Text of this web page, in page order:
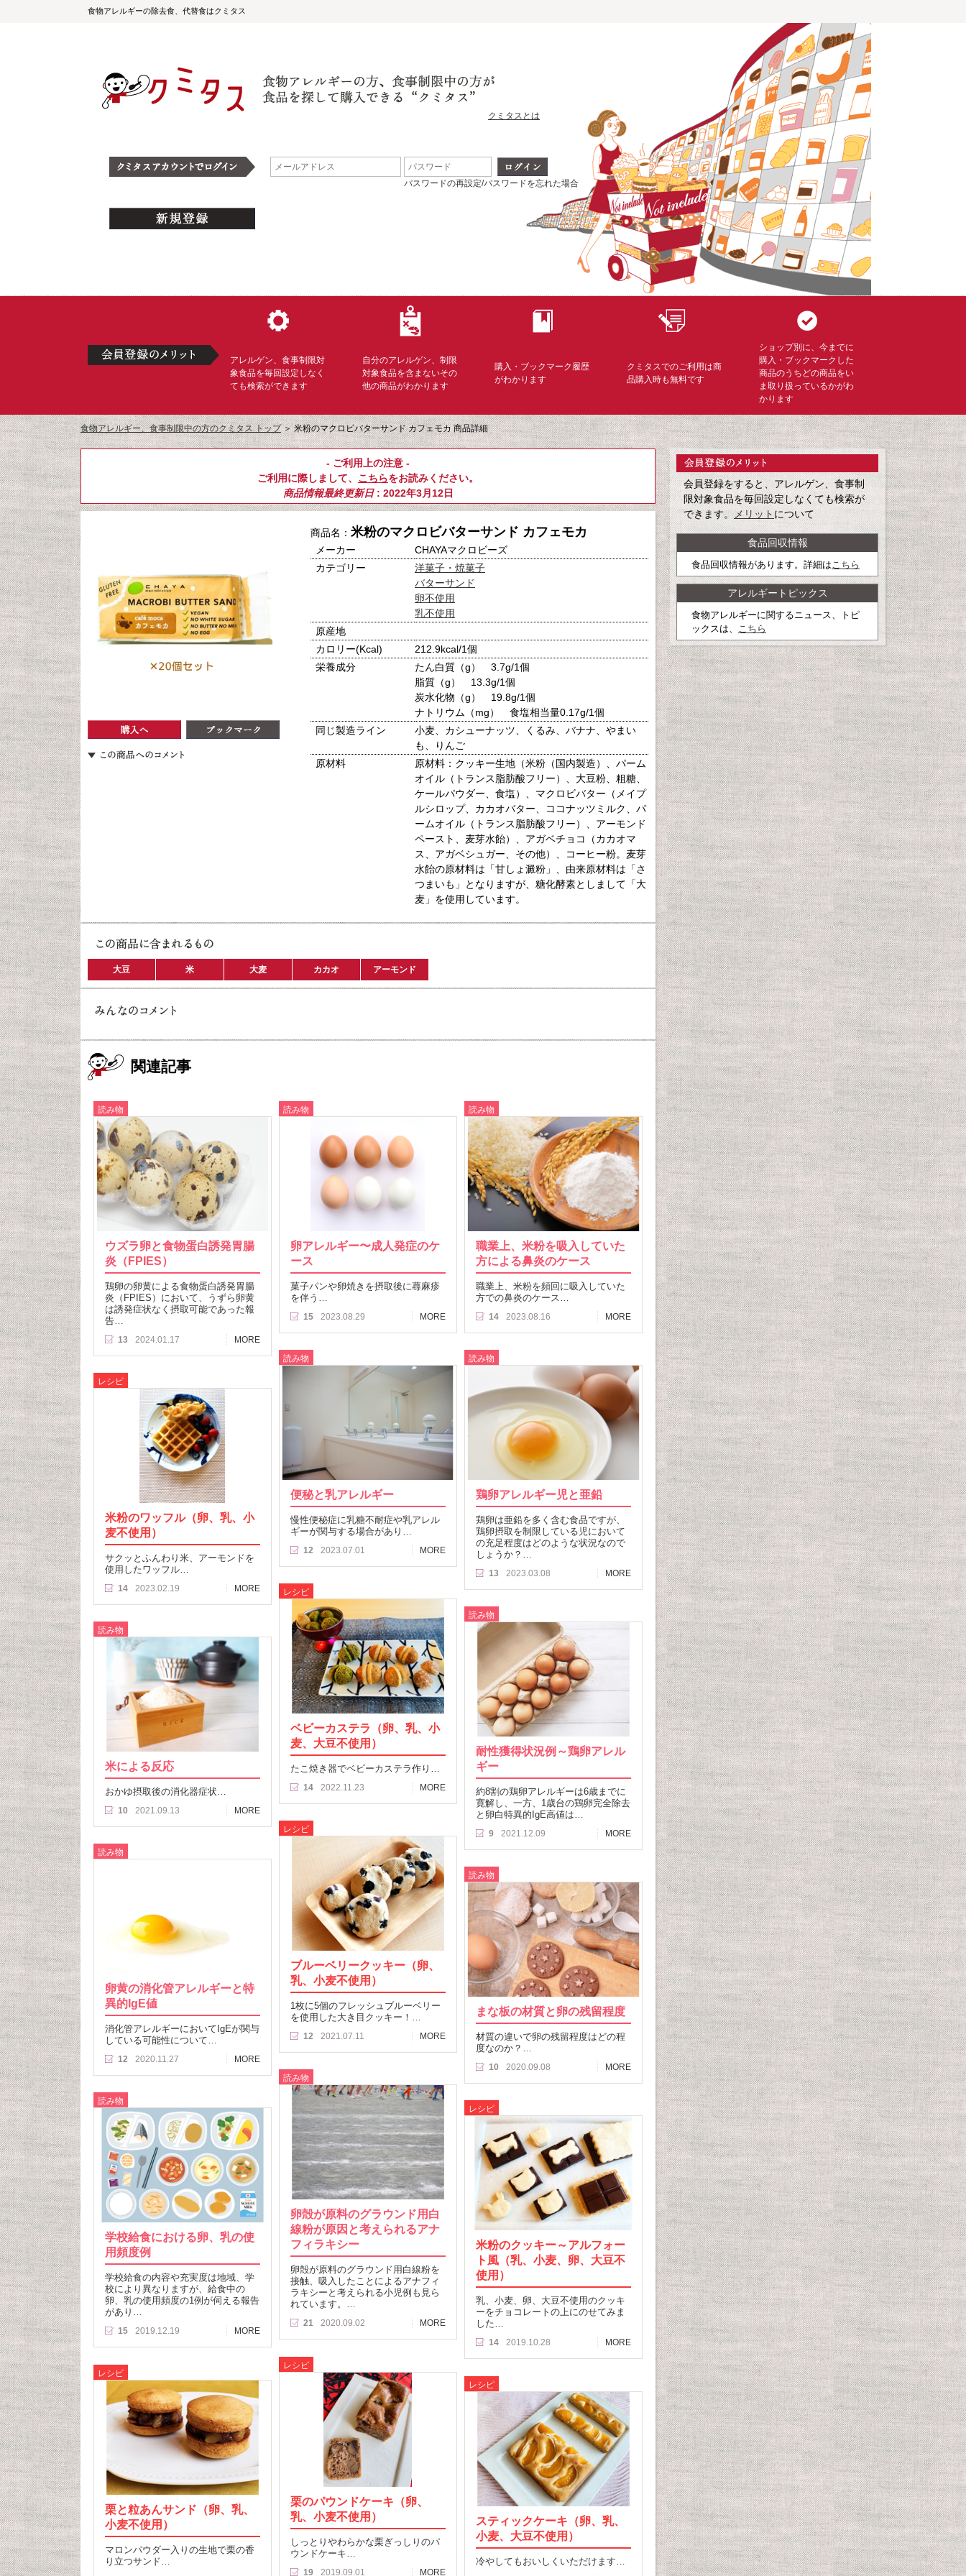
食物アレルギーの除去食、代替食はクミタス
クミタスとは
パスワードの再設定/パスワードを忘れた場合
アレルゲン、食事制限対
象食品を毎回設定しなく
ても検索ができます
自分のアレルゲン、制限
対象食品を含まないその
他の商品がわかります
購入・ブックマーク履歴
がわかります
クミタスでのご利用は商
品購入時も無料です
ショップ別に、今までに
購入・ブックマークした
商品のうちどの商品をい
ま取り扱っているかがわ
かります
食物アレルギー、食事制限中の方のクミタス トップ＞米粉のマクロビバターサンド カフェモカ 商品詳細
- ご利用上の注意 -
ご利用に際しまして、 こちらをお読みください。
商品情報最終更新日: 2022年3月12日
商品名： 米粉のマクロビバターサンド カフェモカ
メーカー
CHAYAマクロビーズ
カテゴリー
洋菓子・焼菓子
バターサンド
卵不使用
乳不使用
原産地
カロリー(Kcal)
212.9kcal/1個
栄養成分
たん白質（g） 3.7g/1個
脂質（g） 13.3g/1個
炭水化物（g） 19.8g/1個
ナトリウム（mg） 食塩相当量0.17g/1個
同じ製造ライン
小麦、カシューナッツ、くるみ、バナナ、やまい
も、りんご
原材料
原材料：クッキー生地（米粉（国内製造）、パーム
オイル（トランス脂肪酸フリー）、大豆粉、粗糖、
ケールパウダー、食塩）、マクロビバター（メイプ
ルシロップ、カカオバター、ココナッツミルク、パ
ームオイル（トランス脂肪酸フリー）、アーモンド
ペースト、麦芽水飴）、アガベチョコ（カカオマ
ス、アガベシュガー、その他）、コーヒー粉。麦芽
水飴の原材料は「甘しょ澱粉」、由来原材料は「さ
つまいも」となりますが、糖化酵素としまして「大
麦」を使用しています。
大豆 米 大麦 カカオ アーモンド
関連記事
読み物
ウズラ卵と食物蛋白誘発胃腸
炎（FPIES）
鶏卵の卵黄による食物蛋白誘発胃腸
炎（FPIES）において、うずら卵黄
は誘発症状なく摂取可能であった報
告…
13 2024.01.17 MORE
読み物
卵アレルギー〜成人発症のケ
ース
菓子パンや卵焼きを摂取後に蕁麻疹
を伴う…
15 2023.08.29 MORE
読み物
職業上、米粉を吸入していた
方による鼻炎のケース
職業上、米粉を頻回に吸入していた
方での鼻炎のケース…
14 2023.08.16 MORE
読み物
便秘と乳アレルギー
慢性便秘症に乳糖不耐症や乳アレル
ギーが関与する場合があり…
12 2023.07.01 MORE
読み物
鶏卵アレルギー児と亜鉛
鶏卵は亜鉛を多く含む食品ですが、
鶏卵摂取を制限している児において
の充足程度はどのような状況なので
しょうか？…
13 2023.03.08 MORE
レシピ
米粉のワッフル（卵、乳、小
麦不使用）
サクッとふんわり米、アーモンドを
使用したワッフル…
14 2023.02.19 MORE レシピ
ベビーカステラ（卵、乳、小
麦、大豆不使用）
たこ焼き器でベビーカステラ作り…
14 2022.11.23 MORE
読み物
耐性獲得状況例～鶏卵アレル
ギー
約8割の鶏卵アレルギーは6歳までに
寛解し、一方、1歳台の鶏卵完全除去
と卵白特異的IgE高値は…
9 2021.12.09 MORE
読み物
米による反応
おかゆ摂取後の消化器症状…
10 2021.09.13
MORE
レシピ
ブルーベリークッキー（卵、
乳、小麦不使用）
1枚に5個のフレッシュブルーベリー
を使用した大き目クッキー！…
12 2021.07.11 MORE
読み物
卵黄の消化管アレルギーと特
異的IgE値
消化管アレルギーにおいてIgEが関与
している可能性について…
12 2020.11.27 MORE
読み物
まな板の材質と卵の残留程度
材質の違いで卵の残留程度はどの程
度なのか？…
10 2020.09.08
MORE
読み物
卵殻が原料のグラウンド用白
線粉が原因と考えられるアナ
フィラキシー
卵殻が原料のグラウンド用白線粉を
接触、吸入したことによるアナフィ
ラキシーと考えられる小児例も見ら
れています。…
21 2020.09.02 MORE
読み物
学校給食における卵、乳の使
用頻度例
学校給食の内容や充実度は地域、学
校により異なりますが、給食中の
卵、乳の使用頻度の1例が伺える報告
があり…
15 2019.12.19 MORE
レシピ
米粉のクッキー～アルフォー
ト風（乳、小麦、卵、大豆不
使用）
乳、小麦、卵、大豆不使用のクッキ
ーをチョコレートの上にのせてみま
した…
14 2019.10.28 MORE
レシピ
栗のパウンドケーキ（卵、
乳、小麦不使用）
しっとりやわらかな栗ぎっしりのパ
ウンドケーキ…
19 2019.09.01 MORE
レシピ
栗と粒あんサンド（卵、乳、
小麦不使用）
マロンパウダー入りの生地で栗の香
り立つサンド…
レシピ
スティックケーキ（卵、乳、
小麦、大豆不使用）
冷やしてもおいしくいただけます…
会員登録をすると、アレルゲン、食事制
限対象食品を毎回設定しなくても検索が
できます。メリットについて
食品回収情報
食品回収情報があります。詳細は こちら
アレルギートピックス
食物アレルギーに関するニュース、トピ
ックスは、
こちら